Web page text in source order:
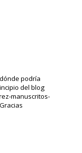
podría
del blog
manuscritos-